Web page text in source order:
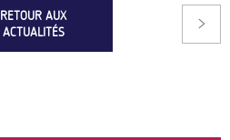
RETOUR AUX
ACTUALITÉS